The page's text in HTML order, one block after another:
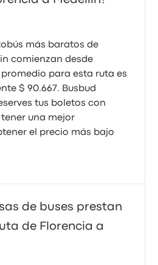
más baratos de
comienzan desde
promedio para esta ruta es
$ 90.667. Busbud
tus boletos con
una mejor
el precio más bajo
de buses prestan
de Florencia a